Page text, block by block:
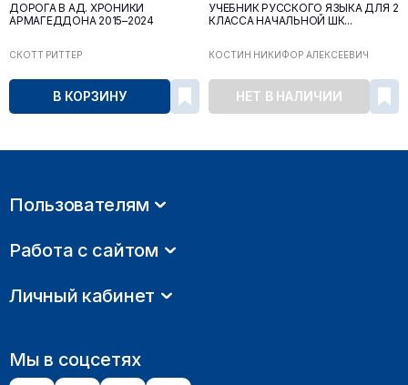
ДОРОГА В АД. ХРОНИКИ
АРМАГЕДДОНА 2015–2024
СКОТТ РИТТЕР
В КОРЗИНУ
УЧЕБНИК РУССКОГО ЯЗЫКА ДЛЯ 2
КЛАССА НАЧАЛЬНОЙ ШК...
КОСТИН НИКИФОР АЛЕКСЕЕВИЧ
НЕТ В НАЛИЧИИ
Пользователям
Работа с сайтом
Личный кабинет
Мы в соцсетях